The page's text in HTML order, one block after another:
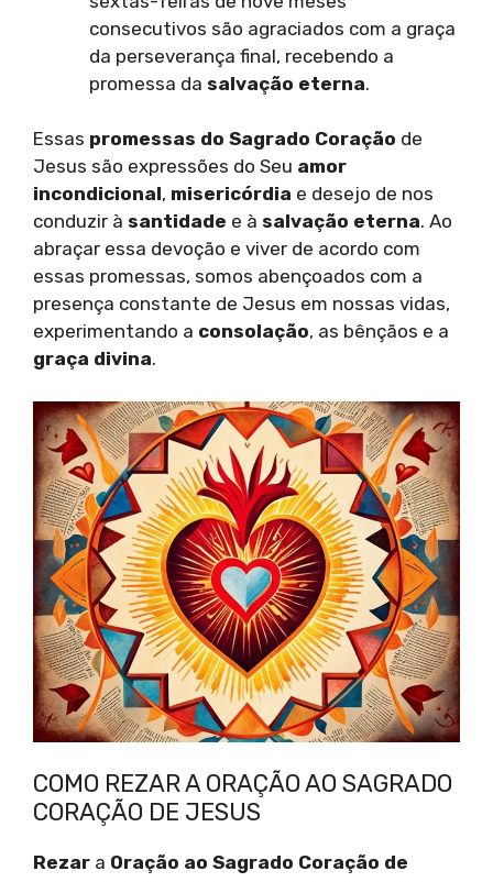
consecutivos são agraciados com a graça
da perseverança final, recebendo a
promessa da salvação eterna.
Essas promessas do Sagrado Coração de
Jesus são expressões do Seu amor
incondicional, misericórdia e desejo de nos
conduzir à santidade e à salvação eterna. Ao
abraçar essa devoção e viver de acordo com
essas promessas, somos abençoados com a
presença constante de Jesus em nossas vidas,
experimentando a consolação, as bênçãos e a
graça divina.
COMO REZAR A ORAÇÃO AO SAGRADO
CORAÇÃO DE JESUS
Rezar a Oração ao Sagrado Coração de